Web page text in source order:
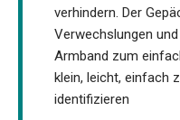
verhindern. Der
Verwechslungen
Armband zum
klein, leicht, einfach
identifizieren